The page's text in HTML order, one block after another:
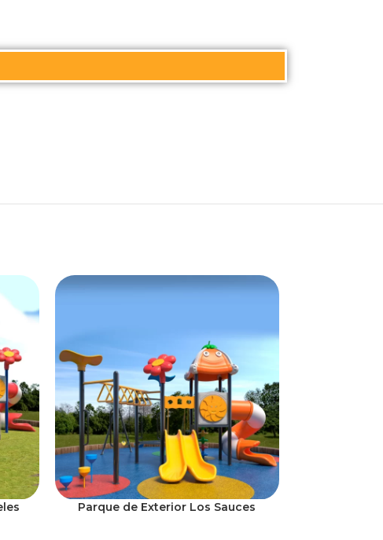
Parque de Exterior Los Sauces